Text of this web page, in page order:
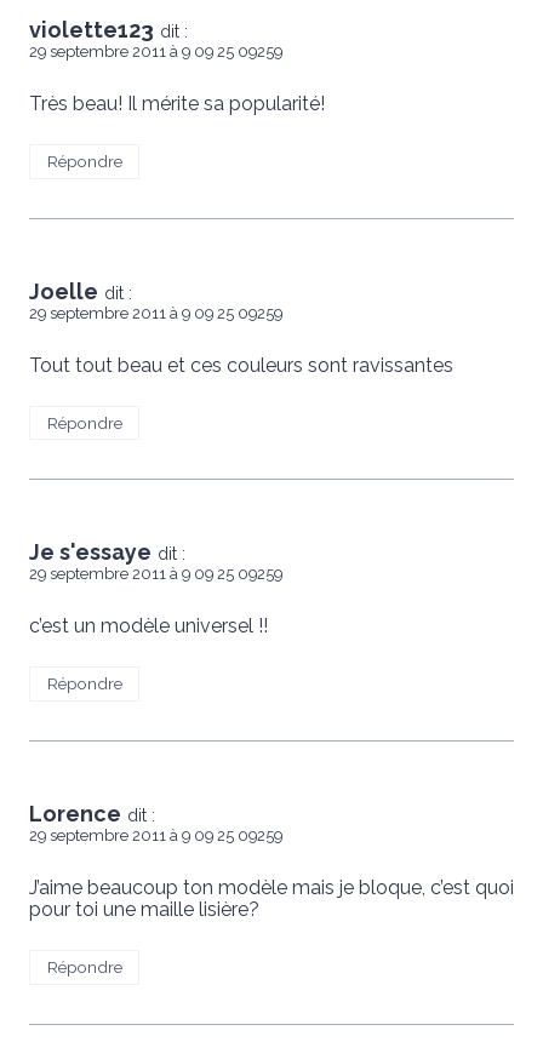
violette123 dit :
29 septembre 2011 à 9 09 25 09259
Très beau! Il mérite sa popularité!
Répondre
Joelle dit :
29 septembre 2011 à 9 09 25 09259
Tout tout beau et ces couleurs sont ravissantes
Répondre
Je s'essaye dit :
29 septembre 2011 à 9 09 25 09259
c’est un modèle universel !!
Répondre
Lorence dit :
29 septembre 2011 à 9 09 25 09259
J’aime beaucoup ton modèle mais je bloque, c’est quoi
pour toi une maille lisière?
Répondre